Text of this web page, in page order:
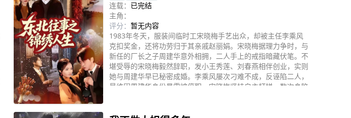
连载： 已完结
主角：
评分： 暂无内容
1983年冬天，服装间临时工宋晓梅手艺出众，却被主任李乘风
克扣奖金，还将功劳归于其亲戚赵丽娟。宋晓梅据理力争时，与
新任的厂长之子周建华意外相拥，二人手上的戒指暗藏伏笔。不
堪受辱的宋晓梅毅然辞职，发小王秀莲、刘春燕相伴创业，实则
她与周建华早已秘密成婚。李乘风屡次刁难不成，反诬陷二人，
最终因周建华身份暴露被停职。宋晓梅坚持自主打拼，数次身陷